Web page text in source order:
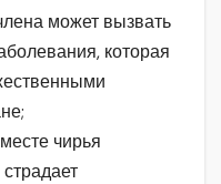
может вызвать
которая
чирья